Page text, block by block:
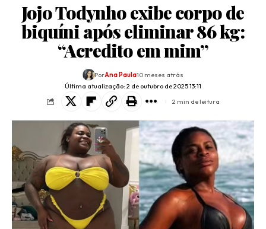
Jojo Todynho exibe corpo de
biquíni após eliminar 86 kg:
“Acredito em mim”
Última atualização: 2 de outubro de 2025 13:11
PorAna Paula10 meses atrás
2 min de leitura